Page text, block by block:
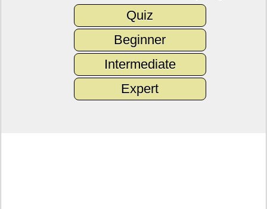
Quiz
Beginner
Intermediate
Expert